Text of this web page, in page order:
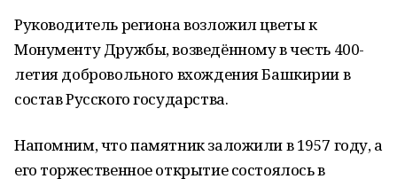
Руководитель региона возложил цветы к
Монументу Дружбы, возведённому в честь 400-
летия добровольного вхождения Башкирии в
состав Русского государства.
Напомним, что памятник заложили в 1957 году, а
его торжественное открытие состоялось в